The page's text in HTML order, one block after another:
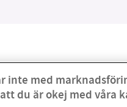
inte med
du är okej med våra